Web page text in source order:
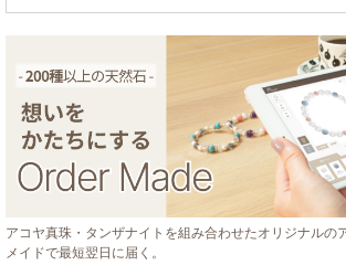
アコヤ真珠・タンザナイトを組み合わせたオリジナルの
メイドで最短翌日に届く。